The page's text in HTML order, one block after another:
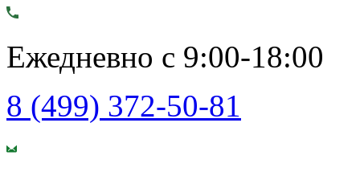
Ежедневно с 9:00-18:00
8 (499) 372-50-81